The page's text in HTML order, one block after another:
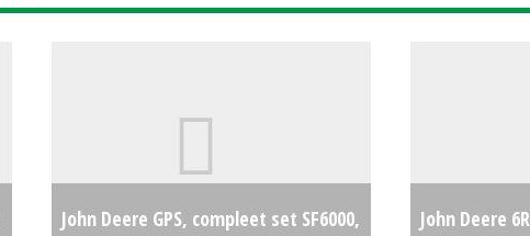
John Deere GPS, compleet set SF6000,
John Deere